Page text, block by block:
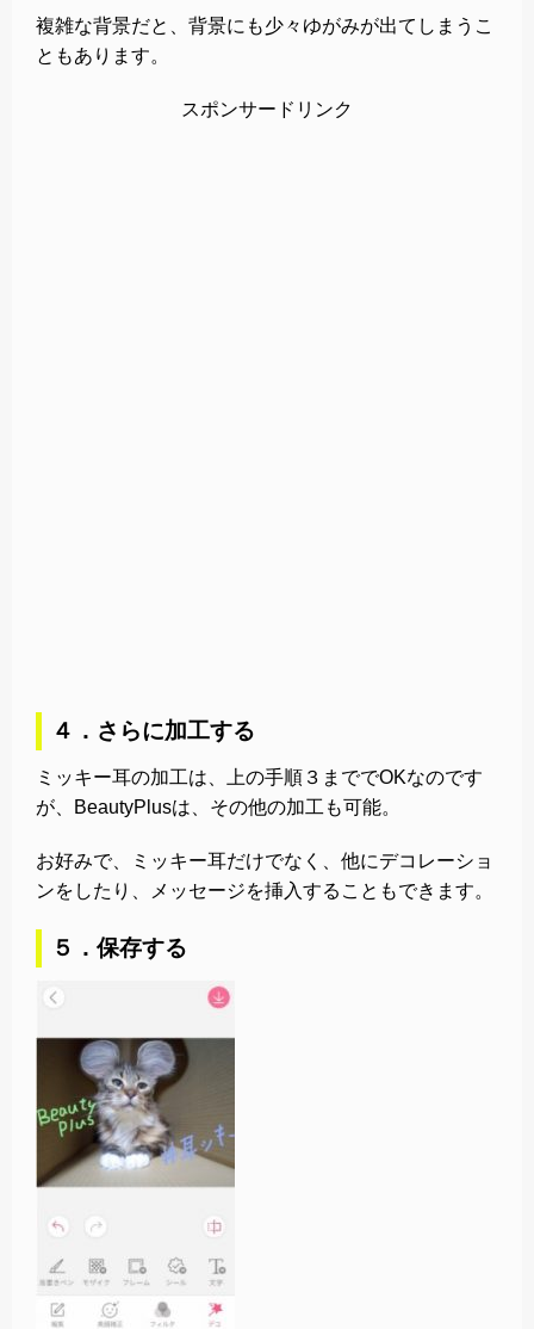
複雑な背景だと、背景にも少々ゆがみが出てしまうこ
ともあります。
スポンサードリンク
４．さらに加工する
ミッキー耳の加工は、上の手順３まででOKなのです
が、BeautyPlusは、その他の加工も可能。
お好みで、ミッキー耳だけでなく、他にデコレーショ
ンをしたり、メッセージを挿入することもできます。
５．保存する